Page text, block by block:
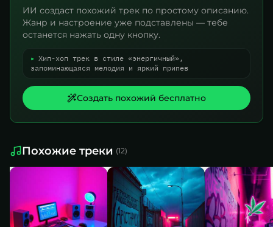
ИИ создаст похожий трек по простому описанию.
Жанр и настроение уже подставлены — тебе
останется нажать одну кнопку.
▸ Хип-хоп трек в стиле «энергичный»,
запоминающаяся мелодия и яркий припев
Создать похожий бесплатно
Похожие треки (12)